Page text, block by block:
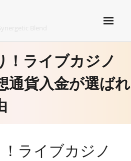
！ライブカジノ
通貨入金が選ばれ
ライブカジノ